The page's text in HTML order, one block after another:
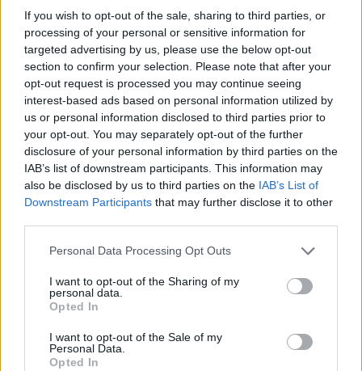
If you wish to opt-out of the sale, sharing to third parties, or
processing of your personal or sensitive information for
targeted advertising by us, please use the below opt-out
section to confirm your selection. Please note that after your
opt-out request is processed you may continue seeing
interest-based ads based on personal information utilized by
us or personal information disclosed to third parties prior to
your opt-out. You may separately opt-out of the further
disclosure of your personal information by third parties on the
IAB’s list of downstream participants. This information may
also be disclosed by us to third parties on the IAB’s List of
Downstream Participants that may further disclose it to other
Please note that this website/app uses one or more Google
not limited to your visit or usage behaviour. You may click to
grant or deny consent to Google and its third-party tags to
use your data for below specified purposes in below Google
consent section.
Personal Data Processing Opt Outs
I want to opt-out of the Sharing of my
personal data.
Opted In
I want to opt-out of the Sale of my
Personal Data.
Opted In
AUTORE
AiAdhubMedia